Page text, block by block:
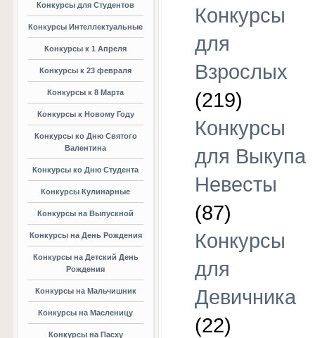
Конкурсы для Студентов
Конкурсы Интеллектуальные
Конкурсы к 1 Апреля
Конкурсы к 23 февраля
Конкурсы к 8 Марта
Конкурсы к Новому Году
Конкурсы ко Дню Святого
Валентина
Конкурсы ко Дню Студента
Конкурсы Кулинарные
Конкурсы на Выпускной
Конкурсы на День Рождения
Конкурсы на Детский День
Рождения
Конкурсы на Мальчишник
Конкурсы на Масленицу
Конкурсы на Пасху
Конкурсы
для
Взрослых
(219)
Конкурсы
для Выкупа
Невесты
(87)
Конкурсы
для
Девичника
(22)